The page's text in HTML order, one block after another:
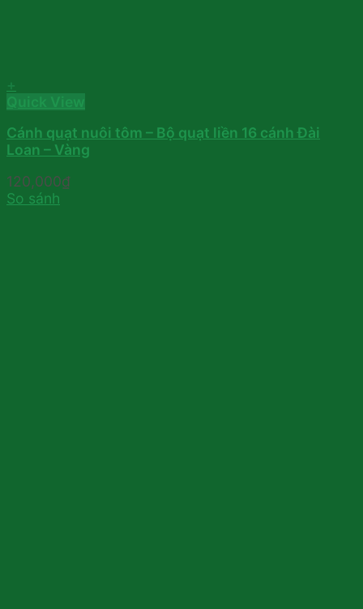
Cánh quạt nuôi tôm – Bộ quạt liền 16 cánh Đài
Loan – Vàng
120,000₫
So sánh